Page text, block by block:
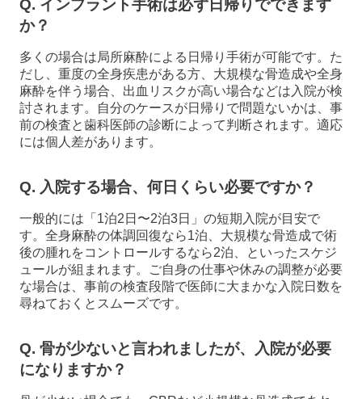
Q. インプラント手術は必ず日帰りでできます
か？
多くの場合は局所麻酔による日帰り手術が可能です。た
だし、重度の全身疾患がある方、大規模な骨造成や全身
麻酔を伴う場合、出血リスクが高い場合などは入院が検
討されます。自分のケースが日帰りで問題ないかは、事
前の検査と歯科医師の診断によって判断されます。適応
には個人差があります。
Q. 入院する場合、何日くらい必要ですか？
一般的には「1泊2日〜2泊3日」の短期入院が目安で
す。全身麻酔の体調回復なら1泊、大規模な骨造成で術
後の腫れをコントロールするなら2泊、といったスケジ
ュールが組まれます。ご自身の仕事や休みの調整が必要
な場合は、事前の検査段階で医師に大まかな入院日数を
尋ねておくとスムーズです。
Q. 骨が少ないと言われましたが、入院が必要
になりますか？